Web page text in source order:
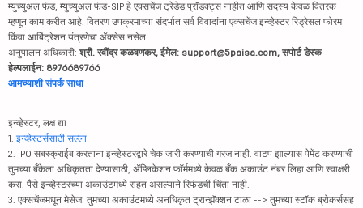
म्युच्युअल फंड, म्युच्युअल फंड-SIP हे एक्सचेंज ट्रेडेड प्रॉडक्ट्स नाहीत आणि सदस्य केवळ वितरक
म्हणून काम करीत आहे. वितरण उपक्रमाच्या संदर्भात सर्व विवादांना एक्सचेंज इन्व्हेस्टर रिड्रेसल फोरम
किंवा आर्बिट्रेशन यंत्रणेचा ॲक्सेस नसेल.
अनुपालन अधिकारी: श्री. रवींद्र कळवणकर, ईमेल: support@5paisa.com, सपोर्ट डेस्क
हेल्पलाईन: 8976689766
आमच्याशी संपर्क साधा
इन्व्हेस्टर, लक्ष द्या
1. इन्व्हेस्टर्ससाठी सल्ला
2. IPO सबस्क्राईब करताना इन्व्हेस्टरद्वारे चेक जारी करण्याची गरज नाही. वाटप झाल्यास पेमेंट करण्याची
तुमच्या बँकेला अधिकृतता देण्यासाठी, ॲप्लिकेशन फॉर्ममध्ये केवळ बँक अकाउंट नंबर लिहा आणि स्वाक्षरी
करा. पैसे इन्व्हेस्टरच्या अकाउंटमध्ये राहत असल्याने रिफंडची चिंता नाही.
3. एक्सचेंजमधून मेसेज: तुमच्या अकाउंटमध्ये अनधिकृत ट्रान्झॅक्शन टाळा --> तुमच्या स्टॉक ब्रोकर्ससह